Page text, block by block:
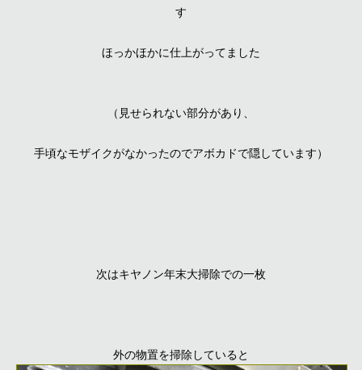
す
ほっかほかに仕上がってました
（見せられない部分があり、
手頃なモザイクがなかったのでアボカドで隠しています）
次はキヤノン年末大掃除での一枚
外の物置を掃除していると